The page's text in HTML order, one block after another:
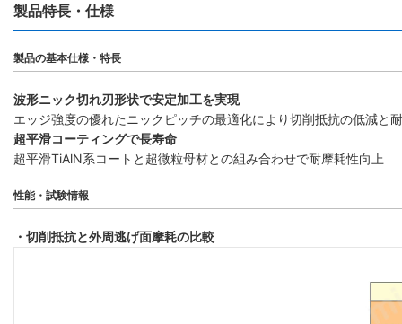
製品特長・仕様
製品の基本仕様・特長
波形ニック切れ刃形状で安定加工を実現
エッジ強度の優れたニックピッチの最適化により切削抵抗の低減と
超平滑コーティングで長寿命
超平滑TiAlN系コートと超微粒母材との組み合わせで耐摩耗性向上
性能・試験情報
・切削抵抗と外周逃げ面摩耗の比較